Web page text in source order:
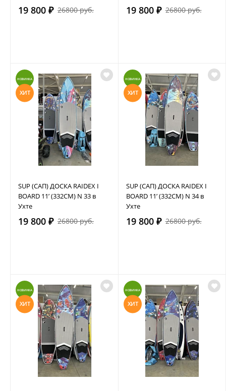
19 800 ₽ 26800 руб. 19 800 ₽ 26800 руб.
НОВИНКА
ХИТ
SUP (САП) ДОСКА RAIDEX I
BOARD 11’ (332СМ) N 33 в
Ухте
19 800 ₽ 26800 руб.
НОВИНКА
ХИТ
SUP (САП) ДОСКА RAIDEX I
BOARD 11’ (332СМ) N 34 в
Ухте
19 800 ₽ 26800 руб.
НОВИНКА
ХИТ
НОВИНКА
ХИТ